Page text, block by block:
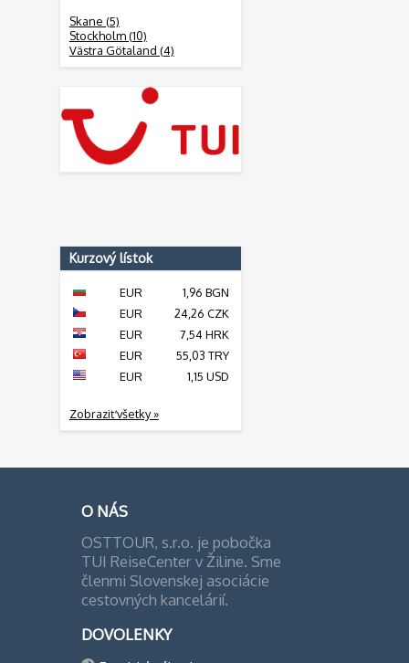
Skane (5)
Stockholm (10)
Västra Götaland (4)
Kurzový lístok
EUR
1,96 BGN
EUR
24,26 CZK
EUR
7,54 HRK
EUR
55,03 TRY
EUR
1,15 USD
Zobraziť všetky »
O NÁS
OSTTOUR, s.r.o. je pobočka
TUI ReiseCenter v Žiline. Sme
členmi Slovenskej asociácie
cestovných kancelárií.
DOVOLENKY